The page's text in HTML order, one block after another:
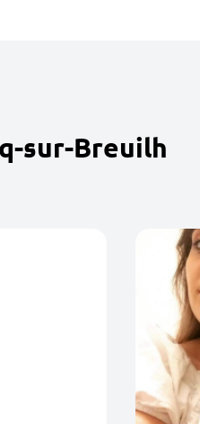
sur-Breuilh